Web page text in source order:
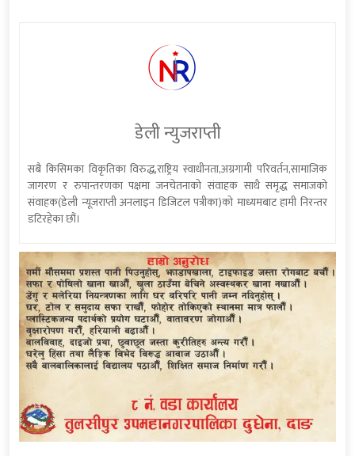
डेली न्युजराप्ती
सबै किसिमका विकृतिका विरुद्ध,राष्ट्रिय स्वाधीनता,अग्रगामी परिवर्तन,सामाजिक
जागरण र रुपान्तरणका पक्षमा जनचेतनाको संवाहक साथै समृद्ध समाजको
संवाहक(डेली न्यूजराप्ती अनलाइन डिजिटल पत्रीका)को माध्यमबाट हामी निरन्तर
डटिरहेका छौं।